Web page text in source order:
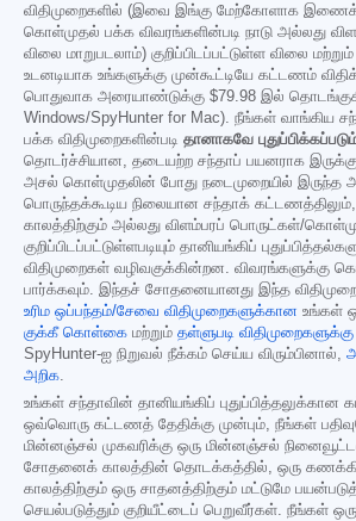
விதிமுறைகளில் (இவை இங்கு மேற்கோளாக
கொள்முதல் பக்க விவரங்களின்படி நாடு அல்லது
விலை மாறுபடலாம்) குறிப்பிடப்பட்டுள்ள விலை
உடனடியாக உங்களுக்கு முன்கூட்டியே கட்டணம்
பொதுவாக அரையாண்டுக்கு $79.98 இல்
Windows/SpyHunter for Mac). நீங்கள் வாங்கிய
பக்க விதிமுறைகளின்படி தானாகவே
தொடர்ச்சியான, தடையற்ற சந்தாப் பயனராக
அசல் கொள்முதலின் போது நடைமுறையில் இருந்த
பொருந்தக்கூடிய நிலையான சந்தாக்
காலத்திற்கும் அல்லது விளம்பரப் பொருட்கள்/
குறிப்பிடப்பட்டுள்ளபடியும் தானியங்கிப்
விதிமுறைகள் வழிவகுக்கின்றன. விவரங்களுக்கு
பார்க்கவும். இந்தச் சோதனையானது இந்த
உரிம ஒப்பந்தம்/சேவை விதிமுறைகளுக்கான உங்கள்
குக்கீ கொள்கை மற்றும் தள்ளுபடி விதிமுறைகளுக்கு
SpyHunter-ஐ நிறுவல் நீக்கம் செய்ய விரும்பினால்,
அறிக
உங்கள் சந்தாவின் தானியங்கிப்
ஒவ்வொரு கட்டணத் தேதிக்கு முன்பும், நீங்கள்
மின்னஞ்சல் முகவரிக்கு ஒரு மின்னஞ்சல்
சோதனைக் காலத்தின் தொடக்கத்தில், ஒரு
காலத்திற்கும் ஒரு சாதனத்திற்கும் மட்டுமே
செயல்படுத்தும் குறியீட்டைப் பெறுவீர்கள். நீங்கள்